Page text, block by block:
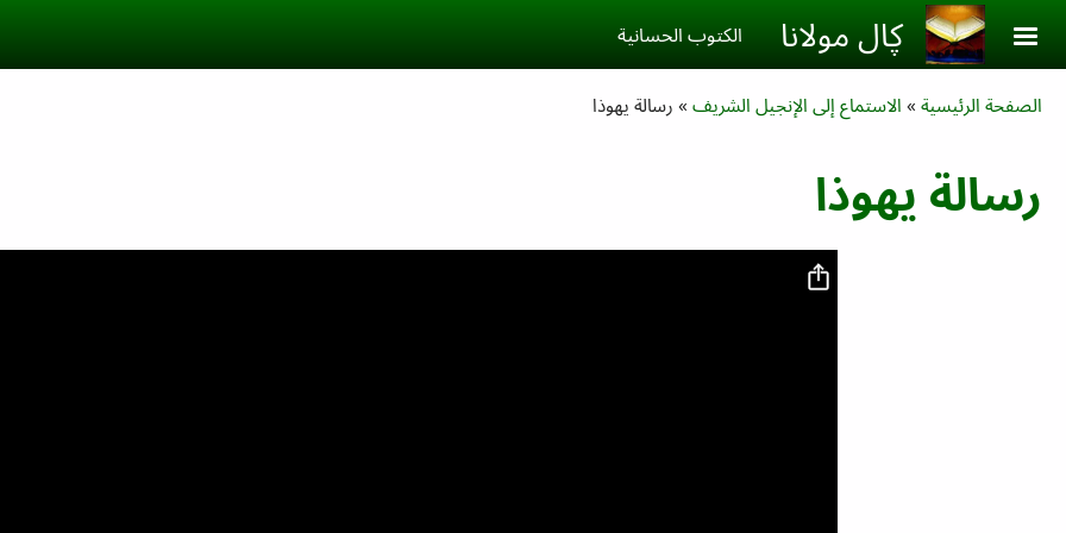
Skip to main contentڮال مولانا الكتوب الحسانية‎
Breadcrumb
الصفحة الرئيسية الاستماع إلى الإنجيل الشريف رسالة یهوذا
رسالة یهوذا